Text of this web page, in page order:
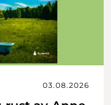
03.08.2026